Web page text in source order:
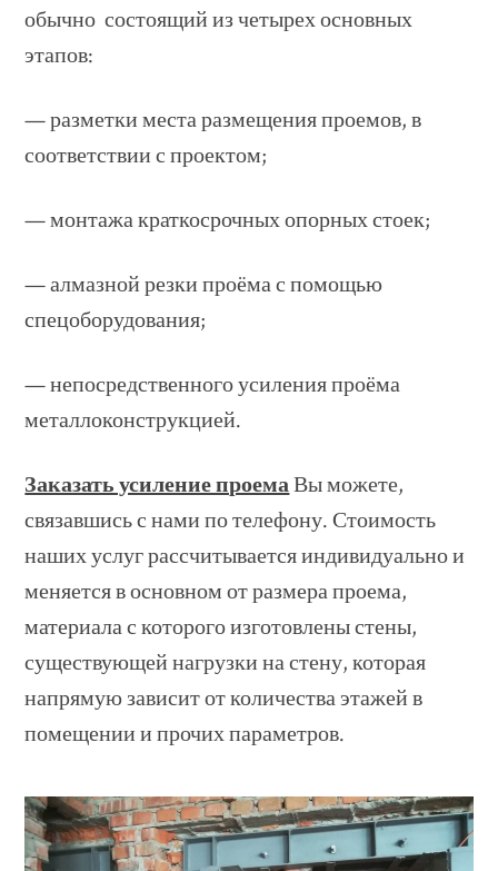
обычно состоящий из четырех основных
этапов:
— разметки места размещения проемов, в
соответствии с проектом;
— монтажа краткосрочных опорных стоек;
— алмазной резки проёма с помощью
спецоборудования;
— непосредственного усиления проёма
металлоконструкцией.
Заказать усиление проемаВы можете,
связавшись с нами по телефону. Стоимость
наших услуг рассчитывается индивидуально и
меняется в основном от размера проема,
материала с которого изготовлены стены,
существующей нагрузки на стену, которая
напрямую зависит от количества этажей в
помещении и прочих параметров.